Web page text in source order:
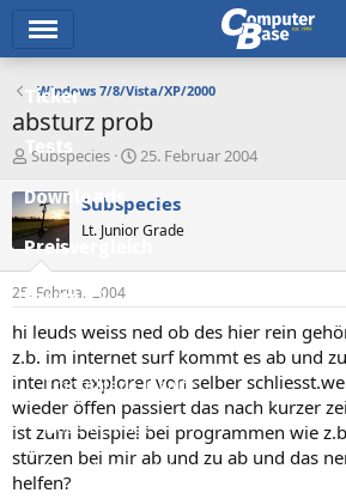
Ticker
Tests
Downloads
Preisvergleich
Forum
Aktuelles
Empfohlene Inhalte
Neue Beiträge
Neueste Aktivitäten
Windows 7/8/Vista/XP/2000
absturz prob
E
s
t
e
e
r
Subspecies
E
s
e
t
a
25. Februar 2004
Subspecies
Lt. Junior Grade
25. Februar 2004
hi leuds weiss ned ob des hier rein
z.b. im internet surf kommt es ab und
internet explorer von selber
wieder öffen passiert das nach kurzer
ist zum beispiel bei programmen wie
stürzen bei mir ab und zu ab und das
helfen?